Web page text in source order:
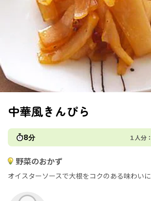
中華風きんぴら
8分 １人分：
野菜のおかず
オイスターソースで大根をコクのある味わいに